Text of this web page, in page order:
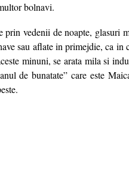
bolnavi.
vedenii de noapte, glasuri
sau aflate in primejdie, ca in
minuni, se arata mila si
de bunatate” care este